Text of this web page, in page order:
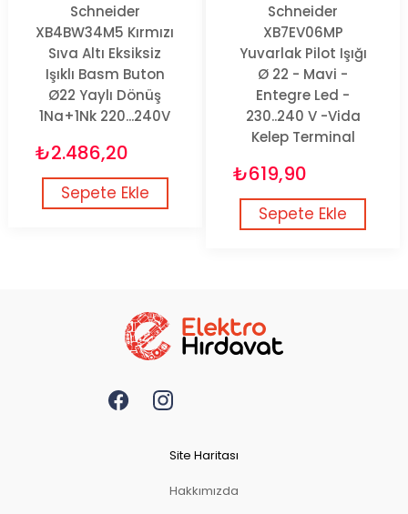
Schneider
XB4BW34M5 Kırmızı
Sıva Altı Eksiksiz
Işıklı Basm Buton
Ø22 Yaylı Dönüş
1Na+1Nk 220...240V
₺2.486,20
Sepete Ekle
Schneider
XB7EV06MP
Yuvarlak Pilot Işığı
Ø 22 - Mavi -
Entegre Led -
230..240 V -Vida
Kelep Terminal
₺619,90
Sepete Ekle
Site Haritası
Hakkımızda